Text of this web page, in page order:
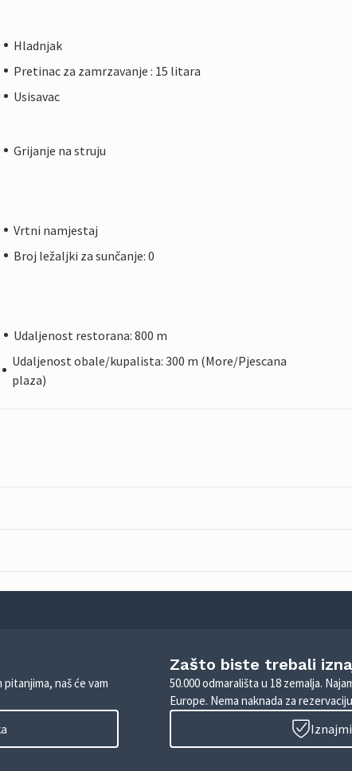
Hladnjak
Pretinac za zamrzavanje : 15 litara
Usisavac
Grijanje na struju
Vrtni namjestaj
Broj ležaljki za sunčanje: 0
Udaljenost restorana: 800 m
Udaljenost obale/kupalista: 300 m (More/Pjescana
plaza)
naš će vam
Zašto biste trebali
50.000 odmarališta u 18 zemalja.
Europe. Nema naknada za